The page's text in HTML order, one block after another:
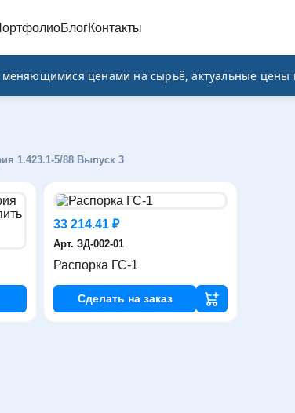
БлогКонтакты
меняющимися ценами на сырьё, актуальные цены
1.423.1-5/88 Выпуск 3
33 214.41 ₽
Арт. ЗД-002-01
Распорка ГС-1
Сделать на заказ